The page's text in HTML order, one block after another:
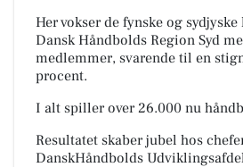
Her vokser de fynske og
Dansk Håndbolds Region Syd
medlemmer, svarende til en
procent.
I alt spiller over 26.000 nu
Resultatet skaber jubel hos
DanskHåndbolds